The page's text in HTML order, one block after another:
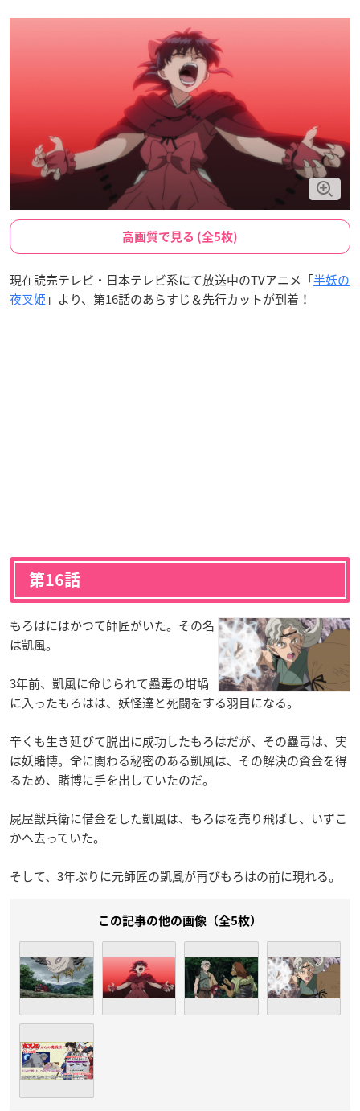
高画質で見る (全5枚)
現在読売テレビ・日本テレビ系にて放送中のTVアニメ「半妖の
夜叉姫 」より、第16話のあらすじ＆先行カットが到着！
第16話
もろはにはかつて師匠がいた。その名
は凱風。
3年前、凱風に命じられて蠱毒の坩堝
に入ったもろはは、妖怪達と死闘をする羽目になる。
辛くも生き延びて脱出に成功したもろはだが、その蠱毒は、実
は妖賭博。命に関わる秘密のある凱風は、その解決の資金を得
るため、賭博に手を出していたのだ。
屍屋獣兵衛に借金をした凱風は、もろはを売り飛ばし、いずこ
かへ去っていた。
そして、3年ぶりに元師匠の凱風が再びもろはの前に現れる。
この記事の他の画像（全5枚）